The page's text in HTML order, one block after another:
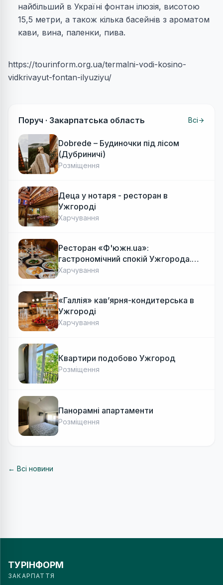
найбільший в Україні фонтан ілюзія, висотою
15,5 метри, а також кілька басейнів з ароматом
кави, вина, паленки, пива.
https://tourinform.org.ua/termalni-vodi-kosino-
vidkrivayut-fontan-ilyuziyu/
Поруч · Закарпатська область Всі
Dobrede – Будиночки під лісом
(Дубриничі)
Розміщення
Деца у нотаря - ресторан в
Ужгороді
Харчування
Ресторан «Ф'южн.ua»:
гастрономічний спокій Ужгорода.
Авторська локальна кухня, затишок
Харчування
«Галлія» кав’ярня-кондитерська в
Ужгороді
Харчування
Квартири подобово Ужгород
Розміщення
Панорамні апартаменти
Розміщення
← Всі новини
ТУРІНФОРМ
ЗАКАРПАТТЯ